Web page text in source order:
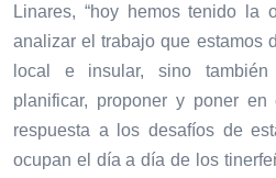
Linares, “hoy hemos tenido la
analizar el trabajo que estamos
local e insular, sino
planificar, proponer y poner
respuesta a los desafíos de
ocupan el día a día de los